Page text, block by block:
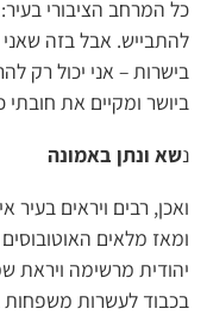
כל המרחב הציבורי
להתבייש. אבל בזה שאני
בישרות – אני יכול רק
ביושר ומקיים את חובתי
נשא ונתן באמונה
ואכן, רבים ויראים
ומאז מלאים
יהודית מרשימה ויראת
בכבוד לעשרות משפחות